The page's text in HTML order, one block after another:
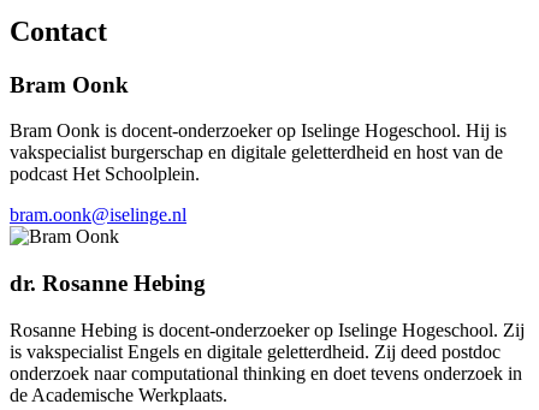
Contact
Bram Oonk
Bram Oonk is docent-onderzoeker op Iselinge Hogeschool. Hij is
vakspecialist burgerschap en digitale geletterdheid en host van de
podcast Het Schoolplein.
bram.oonk@iselinge.nl
dr. Rosanne Hebing
Rosanne Hebing is docent-onderzoeker op Iselinge Hogeschool. Zij
is vakspecialist Engels en digitale geletterdheid. Zij deed postdoc
onderzoek naar computational thinking en doet tevens onderzoek in
de Academische Werkplaats.